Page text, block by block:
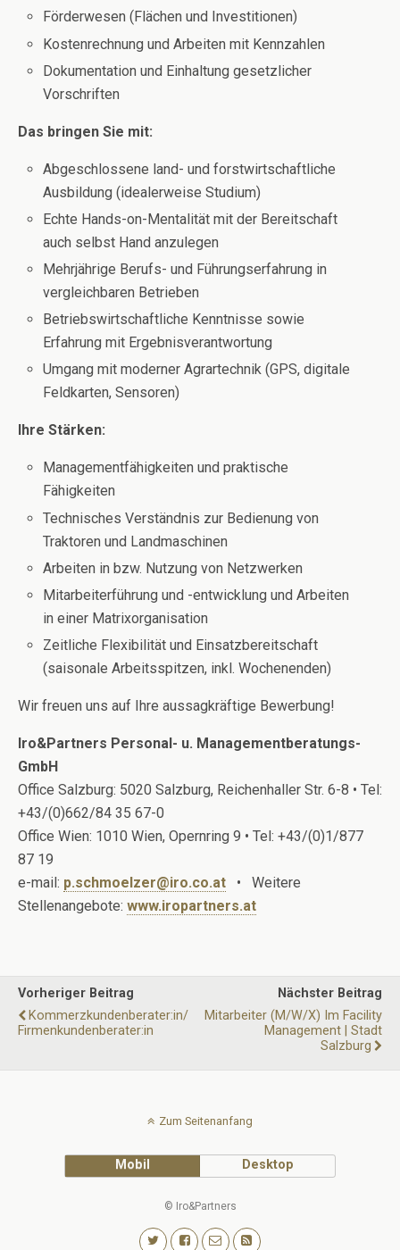
Förderwesen (Flächen und Investitionen)
Kostenrechnung und Arbeiten mit Kennzahlen
Dokumentation und Einhaltung gesetzlicher
Vorschriften
Das bringen Sie mit:
Abgeschlossene land- und forstwirtschaftliche
Ausbildung (idealerweise Studium)
Echte Hands-on-Mentalität mit der Bereitschaft
auch selbst Hand anzulegen
Mehrjährige Berufs- und Führungserfahrung in
vergleichbaren Betrieben
Betriebswirtschaftliche Kenntnisse sowie
Erfahrung mit Ergebnisverantwortung
Umgang mit moderner Agrartechnik (GPS, digitale
Feldkarten, Sensoren)
Ihre Stärken:
Managementfähigkeiten und praktische
Fähigkeiten
Technisches Verständnis zur Bedienung von
Traktoren und Landmaschinen
Arbeiten in bzw. Nutzung von Netzwerken
Mitarbeiterführung und -entwicklung und Arbeiten
in einer Matrixorganisation
Zeitliche Flexibilität und Einsatzbereitschaft
(saisonale Arbeitsspitzen, inkl. Wochenenden)
Wir freuen uns auf Ihre aussagkräftige Bewerbung!
Iro&Partners Personal- u. Managementberatungs-
GmbH
Office Salzburg: 5020 Salzburg, Reichenhaller Str. 6-8 • Tel:
+43/(0)662/84 35 67-0
Office Wien: 1010 Wien, Opernring 9 • Tel: +43/(0)1/877
87 19
e-mail: p.schmoelzer@iro.co.at • Weitere
Stellenangebote: www.iropartners.at
Vorheriger Beitrag
Kommerzkundenberater:in/
Firmenkundenberater:in
Nächster Beitrag
Mitarbeiter (m/w/x) Im Facility
Management | Stadt
Salzburg
Zum Seitenanfang
Mobil Desktop
© Iro&Partners